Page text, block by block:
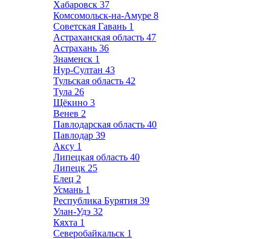
Хабаровск 37
Комсомольск-на-Амуре 8
Советская Гавань 1
Астраханская область 47
Астрахань 36
Знаменск 1
Нур-Султан 43
Тульская область 42
Тула 26
Щёкино 3
Венев 2
Павлодарская область 40
Павлодар 39
Аксу 1
Липецкая область 40
Липецк 25
Елец 2
Усмань 1
Республика Бурятия 39
Улан-Удэ 32
Кяхта 1
Северобайкальск 1